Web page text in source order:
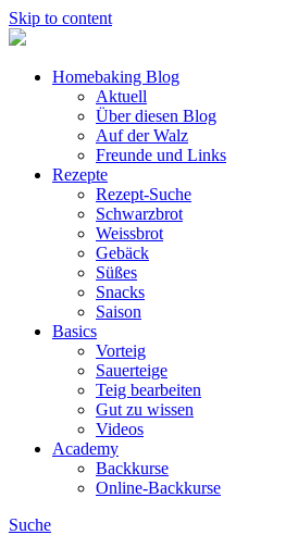
Skip to content
Homebaking Blog
Aktuell
Über diesen Blog
Auf der Walz
Freunde und Links
Rezepte
Rezept-Suche
Schwarzbrot
Weissbrot
Gebäck
Süßes
Snacks
Saison
Basics
Vorteig
Sauerteige
Teig bearbeiten
Gut zu wissen
Videos
Academy
Backkurse
Online-Backkurse
Suche